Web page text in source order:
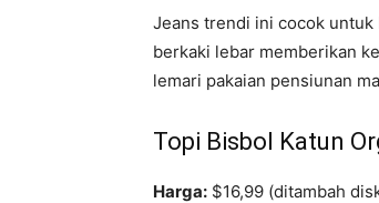
Jeans trendi ini cocok untuk
berkaki lebar memberikan
lemari pakaian pensiunan
Topi Bisbol Katun
Harga: $16,99 (ditambah